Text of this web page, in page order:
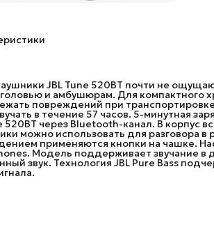
JBL Tune 520BT почти не
и амбушюрам. Для компактного
повреждений при
в течение 57 часов. 5-минутная
520BT через Bluetooth-канал. В корпус
можно использовать для разговора
применяются кнопки на чашке.
Модель поддерживает звучание в
звук. Технология JBL Pure Bass